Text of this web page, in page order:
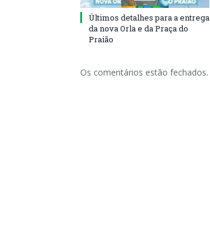
Últimos detalhes para a entrega
da nova Orla e da Praça do
Praião
Os comentários estão fechados.